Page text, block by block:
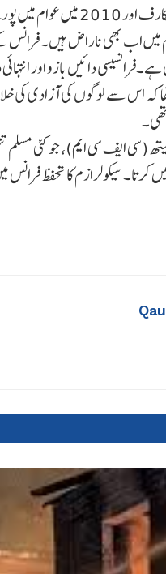
فرانس نے 2004 میں اسکولوں
50 لاکھ مسلمان عوام میں اب بھی
دائیں بازو اور
تھا کہ اس سے لوگوں کی آزادی
(سی ایف سی ایم)، جو کئی مسلم
کرتا۔ سیکولرازم کا تحفظ